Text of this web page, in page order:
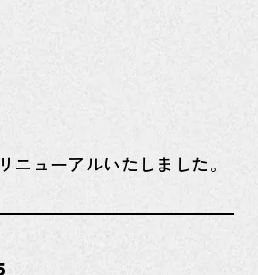
ニューアルいたしました。